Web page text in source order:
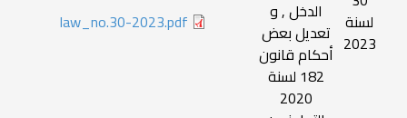
لسنة
2023
الدخل , و
تعديل بعض
أحكام قانون
182 لسنة
2020
law_no.30-2023.pdf